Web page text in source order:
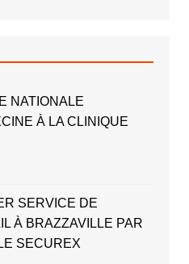
NATIONALE
À LA CLINIQUE
SERVICE DE
À BRAZZAVILLE PAR
SECUREX